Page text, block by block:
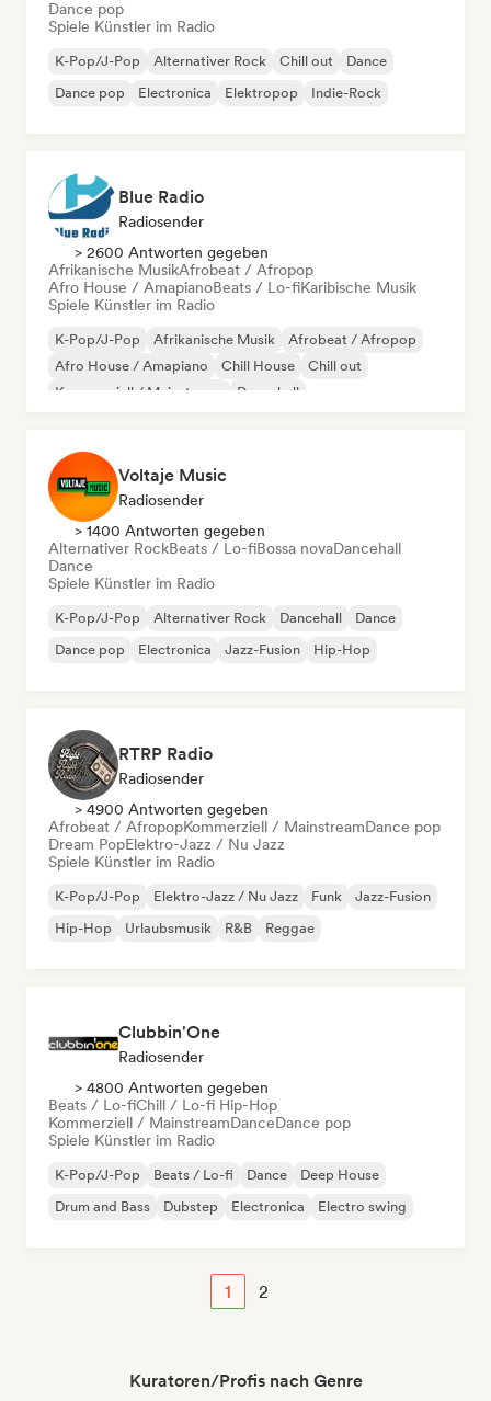
Dance pop
Spiele Künstler im Radio
K-Pop/J-Pop Alternativer Rock Chill out
Dance
Dance pop
Electronica Elektropop Indie-Rock
Blue Radio
Radiosender
> 2600 Antworten gegeben
Afrikanische MusikAfrobeat / Afropop
Afro House / AmapianoBeats / Lo-fiKaribische Musik
Spiele Künstler im Radio
K-Pop/J-Pop Afrikanische Musik
Afrobeat / Afropop
Afro House / Amapiano
Chill House
Chill out
Kommerziell / Mainstream
Dancehall
Voltaje Music
Radiosender
> 1400 Antworten gegeben
Alternativer RockBeats / Lo-fiBossa novaDancehall
Dance
Spiele Künstler im Radio
K-Pop/J-Pop Alternativer Rock Dancehall
Dance
Dance pop
Electronica Jazz-Fusion Hip-Hop
RTRP Radio
Radiosender
> 4900 Antworten gegeben
Afrobeat / AfropopKommerziell / MainstreamDance pop
Dream PopElektro-Jazz / Nu Jazz
Spiele Künstler im Radio
K-Pop/J-Pop Elektro-Jazz / Nu Jazz Funk
Jazz-Fusion
Hip-Hop
Urlaubsmusik R&B Reggae
Clubbin'One
Radiosender
> 4800 Antworten gegeben
Beats / Lo-fiChill / Lo-fi Hip-Hop
Kommerziell / MainstreamDanceDance pop
Spiele Künstler im Radio
K-Pop/J-Pop Beats / Lo-fi Dance
Deep House
Drum and Bass
Dubstep Electronica Electro swing
1 2
Kuratoren/Profis nach Genre